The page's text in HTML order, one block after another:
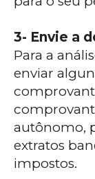
3- Envie a
Para a
enviar
autônomo,
extratos
impostos.